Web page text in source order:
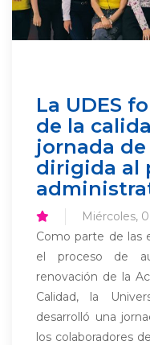
La UDES
de la
jornada
dirigida al
Miércoles,
Como parte de las
el proceso de
renovación de la
Calidad, la
desarrolló una
los colaboradores